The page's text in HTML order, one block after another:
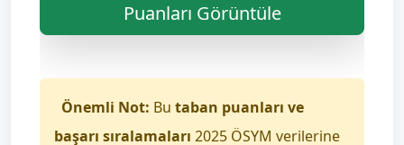
Puanları Görüntüle
Önemli Not: Bu taban puanları ve
başarı sıralamaları 2025 ÖSYM verilerine